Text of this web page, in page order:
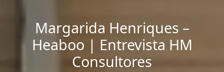
Margarida Henriques –
Heaboo | Entrevista HM
Consultores